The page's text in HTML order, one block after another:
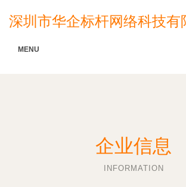
深圳市华企标杆网络科技有
MENU
企业信息
INFORMATION